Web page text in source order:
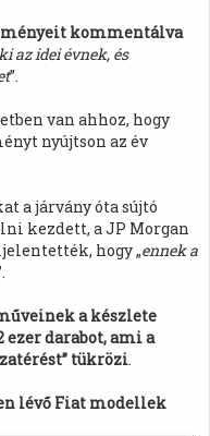
kommentálva
az idei évnek, és
”.
van ahhoz, hogy
nyújtson az év
a járvány óta sújtó
kezdett, a JP Morgan
hogy „ennek a
a készlete
ezer darabot, ami a
tükrözi.
lévő Fiat modellek